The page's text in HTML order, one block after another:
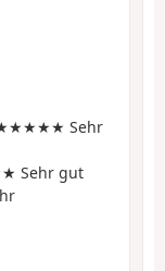
Sehr
Sehr gut